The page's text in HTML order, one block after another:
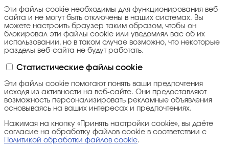
Эти файлы cookie необходимы для функционирования веб-
сайта и не могут быть отключены в наших системах. Вы
можете настроить браузер таким образом, чтобы он
блокировал эти файлы cookie или уведомлял вас об их
использовании, но в таком случае возможно, что некоторые
разделы веб-сайта не будут работать.
Статистические файлы cookie
Эти файлы cookie помогают понять ваши предпочтения
исходя из активности на веб-сайте. Они предоставляют
возможность персонализировать рекламные объявления
основываясь на ваших интересах и предпочтениях.
Нажимая на кнопку «Принять настройки cookie», вы даёте
согласие на обработку файлов cookie в соответствии с
Политикой обработки файлов cookie.